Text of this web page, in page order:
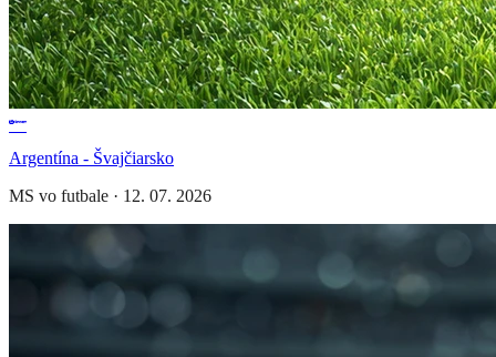
Argentína - Švajčiarsko
MS vo futbale · 12. 07. 2026